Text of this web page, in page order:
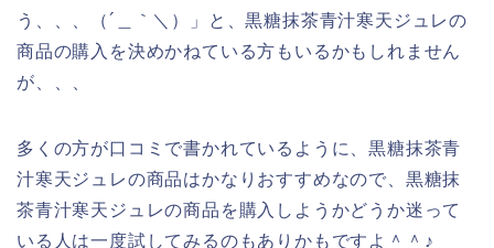
う、、、（´＿｀＼）」と、黒糖抹茶青汁寒天ジュレの
商品の購入を決めかねている方もいるかもしれません
が、、、
多くの方が口コミで書かれているように、黒糖抹茶青
汁寒天ジュレの商品はかなりおすすめなので、黒糖抹
茶青汁寒天ジュレの商品を購入しようかどうか迷って
いる人は一度試してみるのもありかもですよ＾＾♪